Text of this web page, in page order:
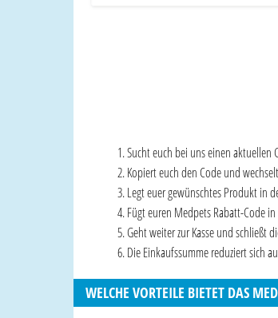
Sucht euch bei uns einen aktuellen
Kopiert euch den Code und
Legt euer gewünschtes Produkt in
Fügt euren Medpets Rabatt-Code
Geht weiter zur Kasse und schließt
Die Einkaufssumme reduziert sich
WELCHE VORTEILE BIETET DAS